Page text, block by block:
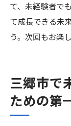
て、未経験者で
て成長できる未
う。次回もお楽
三郷市で
ための第